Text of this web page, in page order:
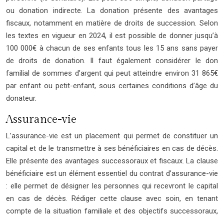
ou donation indirecte. La donation présente des avantages
fiscaux, notamment en matière de droits de succession. Selon
les textes en vigueur en 2024, il est possible de donner jusqu’à
100 000€ à chacun de ses enfants tous les 15 ans sans payer
de droits de donation. Il faut également considérer le don
familial de sommes d’argent qui peut atteindre environ 31 865€
par enfant ou petit-enfant, sous certaines conditions d’âge du
donateur.
Assurance-vie
L’assurance-vie est un placement qui permet de constituer un
capital et de le transmettre à ses bénéficiaires en cas de décès.
Elle présente des avantages successoraux et fiscaux. La clause
bénéficiaire est un élément essentiel du contrat d’assurance-vie
: elle permet de désigner les personnes qui recevront le capital
en cas de décès. Rédiger cette clause avec soin, en tenant
compte de la situation familiale et des objectifs successoraux,